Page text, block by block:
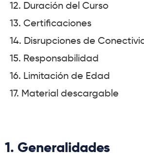
12. Duración del Curso
13. Certificaciones
14. Disrupciones de
15. Responsabilidad
16. Limitación de Edad
17. Material descargable
1. Generalidades